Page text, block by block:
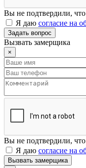
Вы не подтвердили,
Я даю согласие на
Задать вопрос
Вызвать замерщика
×
Вы не подтвердили,
Я даю согласие на
Вызвать замерщика